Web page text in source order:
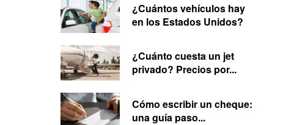
¿Cuántos vehículos hay
en los Estados Unidos?
¿Cuánto cuesta un jet
privado? Precios por...
Cómo escribir un cheque:
una guía paso...